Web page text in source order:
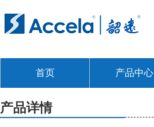
首页 产品中心
产品详情